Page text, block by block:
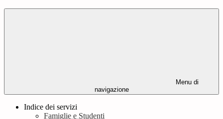
Menu di
navigazione
Indice dei servizi
Famiglie e Studenti